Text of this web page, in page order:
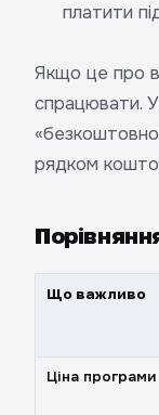
платити
Якщо це про
спрацювати.
рядком
Що важливо
Ціна програми